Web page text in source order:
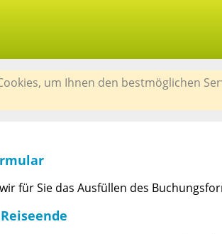
um Ihnen den bestmöglichen
für Sie das Ausfüllen des